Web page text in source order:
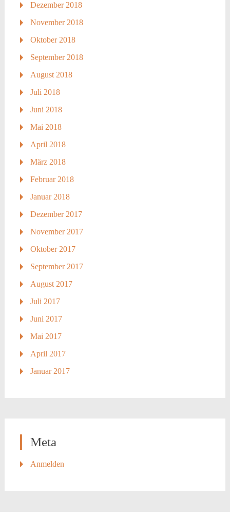
Dezember 2018
November 2018
Oktober 2018
September 2018
August 2018
Juli 2018
Juni 2018
Mai 2018
April 2018
März 2018
Februar 2018
Januar 2018
Dezember 2017
November 2017
Oktober 2017
September 2017
August 2017
Juli 2017
Juni 2017
Mai 2017
April 2017
Januar 2017
Meta
Anmelden